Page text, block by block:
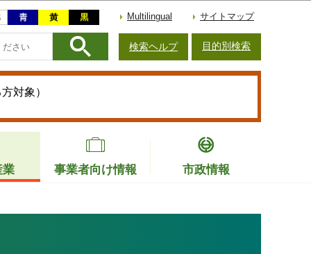
Multilingual サイトマップ
検索ヘルプ 目的別検索
対象）
業 事業者向け情報 市政情報